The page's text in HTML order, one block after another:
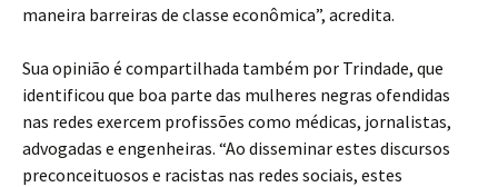
maneira barreiras de classe econômica”, acredita.
Sua opinião é compartilhada também por Trindade, que
identificou que boa parte das mulheres negras ofendidas
nas redes exercem profissões como médicas, jornalistas,
advogadas e engenheiras. “Ao disseminar estes discursos
preconceituosos e racistas nas redes sociais, estes